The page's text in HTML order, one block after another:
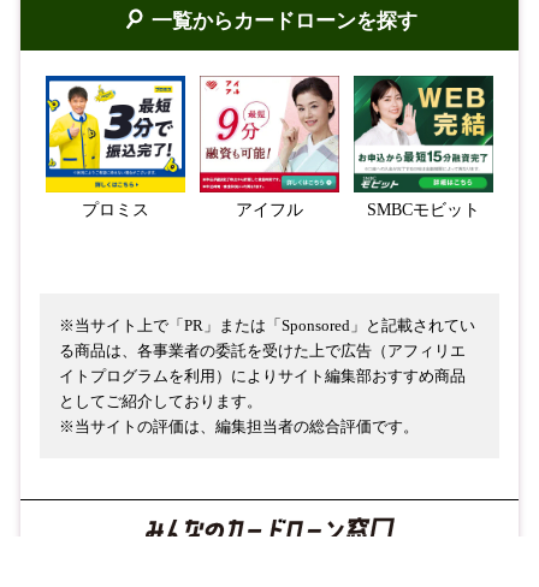
一覧からカードローンを探す
プロミス アイフル SMBCモビット
※当サイト上で「PR」または「Sponsored」と記載されてい
る商品は、各事業者の委託を受けた上で広告（アフィリエ
イトプログラムを利用）によりサイト編集部おすすめ商品
としてご紹介しております。
※当サイトの評価は、編集担当者の総合評価です。